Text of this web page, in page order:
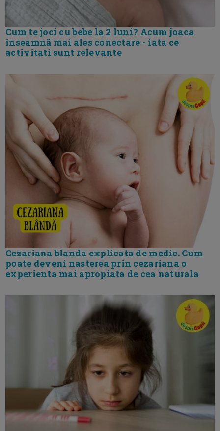
Cum te joci cu bebe la 2 luni? Acum joaca
inseamnă mai ales conectare - iata ce
activitati sunt relevante
Cezariana blanda explicata de medic. Cum
poate deveni nasterea prin cezariana o
experienta mai apropiata de cea naturala